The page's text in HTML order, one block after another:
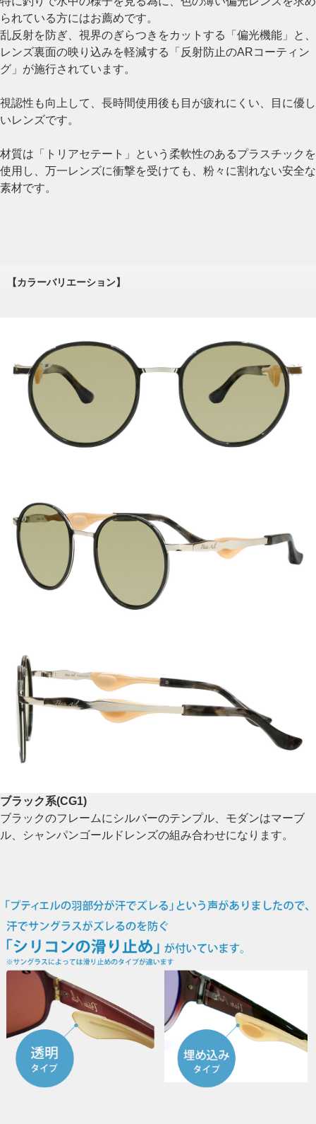
られている方にはお薦めです。
乱反射を防ぎ、視界のぎらつきをカットする「偏光機能」と、
レンズ裏面の映り込みを軽減する「反射防止のARコーティン
グ」が施行されています。
視認性も向上して、長時間使用後も目が疲れにくい、目に優し
いレンズです。
材質は「トリアセテート」という柔軟性のあるプラスチックを
使用し、万一レンズに衝撃を受けても、粉々に割れない安全な
素材です。
【カラーバリエーション】
ブラック系(CG1)
ブラックのフレームにシルバーのテンプル、モダンはマーブ
ル、シャンパンゴールドレンズの組み合わせになります。